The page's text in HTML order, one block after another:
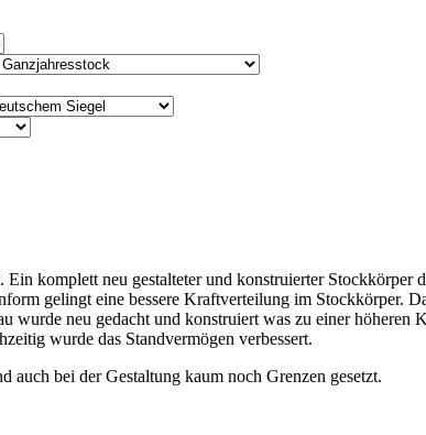
komplett neu gestalteter und konstruierter Stockkörper
gelingt eine bessere Kraftverteilung im Stockkörper.
wurde neu gedacht und konstruiert was zu einer höheren
wurde das Standvermögen verbessert.
auch bei der Gestaltung kaum noch Grenzen gesetzt.